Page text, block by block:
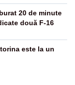
20 de minute
două F-16
este la un